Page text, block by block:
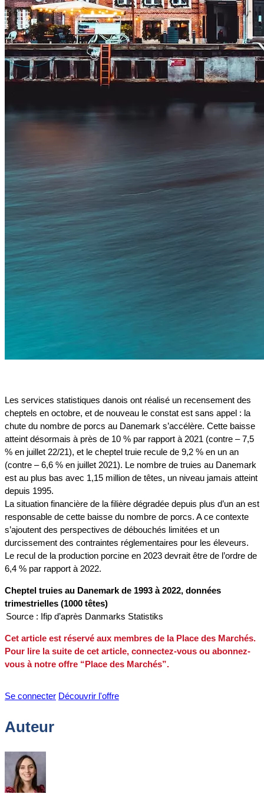
Les services statistiques danois ont réalisé un recensement des
cheptels en octobre, et de nouveau le constat est sans appel : la
chute du nombre de porcs au Danemark s’accélère. Cette baisse
atteint désormais à près de 10 % par rapport à 2021 (contre – 7,5
% en juillet 22/21), et le cheptel truie recule de 9,2 % en un an
(contre – 6,6 % en juillet 2021). Le nombre de truies au Danemark
est au plus bas avec 1,15 million de têtes, un niveau jamais atteint
depuis 1995.
La situation financière de la filière dégradée depuis plus d’un an est
responsable de cette baisse du nombre de porcs. A ce contexte
s’ajoutent des perspectives de débouchés limitées et un
durcissement des contraintes réglementaires pour les éleveurs.
Le recul de la production porcine en 2023 devrait être de l’ordre de
6,4 % par rapport à 2022.
Cheptel truies au Danemark de 1993 à 2022, données
trimestrielles (1000 têtes)
Source : Ifip d’après Danmarks Statistiks
Cet article est réservé aux membres de la Place des Marchés.
Pour lire la suite de cet article, connectez-vous ou abonnez-
vous à notre offre “Place des Marchés”.
Se connecter Découvrir l'offre
Auteur